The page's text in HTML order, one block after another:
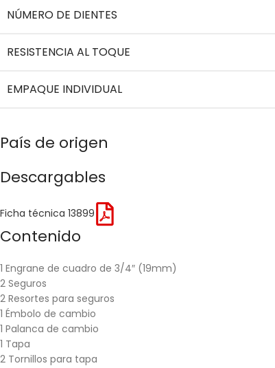
NÚMERO DE DIENTES
RESISTENCIA AL TOQUE
EMPAQUE INDIVIDUAL
País de origen
Descargables
Ficha técnica 13899
Contenido
1 Engrane de cuadro de 3/4″ (19mm)
2 Seguros
2 Resortes para seguros
1 Émbolo de cambio
1 Palanca de cambio
1 Tapa
2 Tornillos para tapa